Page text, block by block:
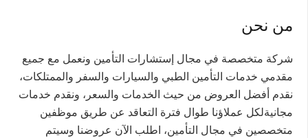
من نحن
شركة متخصصة في مجال إستشارات التأمين ونعمل مع جميع
مقدمي خدمات التأمين الطبي والسيارات والسفر والممتلكات،
نقدم أفضل العروض من حيث الخدمات والسعر، ونقدم خدمات
مجانيةلكل عملاؤنا طوال فترة التعاقد عن طريق موظفين
متخصصين في مجال التأمين، اطلب الآن عروضنا وسيتم